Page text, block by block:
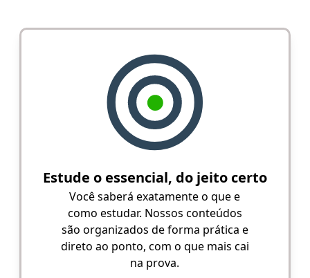
Estude o essencial, do jeito certo
Você saberá exatamente o que e
como estudar. Nossos conteúdos
são organizados de forma prática e
direto ao ponto, com o que mais cai
na prova.